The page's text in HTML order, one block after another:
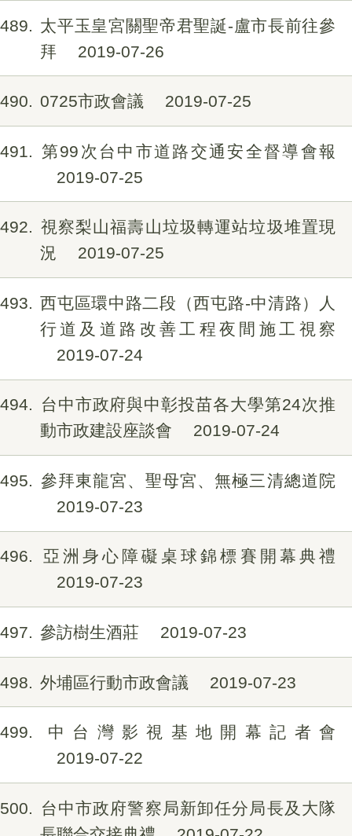
489
太平玉皇宮關聖帝君聖誕-盧市長前往參
拜
2019-07-26
490 0725市政會議 2019-07-25
491
第99次台中市道路交通安全督導會報
2019-07-25
492
視察梨山福壽山垃圾轉運站垃圾堆置現
況
2019-07-25
493
西屯區環中路二段（西屯路-中清路）人
行道及道路改善工程夜間施工視察
2019-07-24
494
台中市政府與中彰投苗各大學第24次推
動市政建設座談會
2019-07-24
495
參拜東龍宮、聖母宮、無極三清總道院
2019-07-23
496
亞洲身心障礙桌球錦標賽開幕典禮
2019-07-23
497 參訪樹生酒莊 2019-07-23
498 外埔區行動市政會議 2019-07-23
499
中台灣影視基地開幕記者會
2019-07-22
500
台中市政府警察局新卸任分局長及大隊